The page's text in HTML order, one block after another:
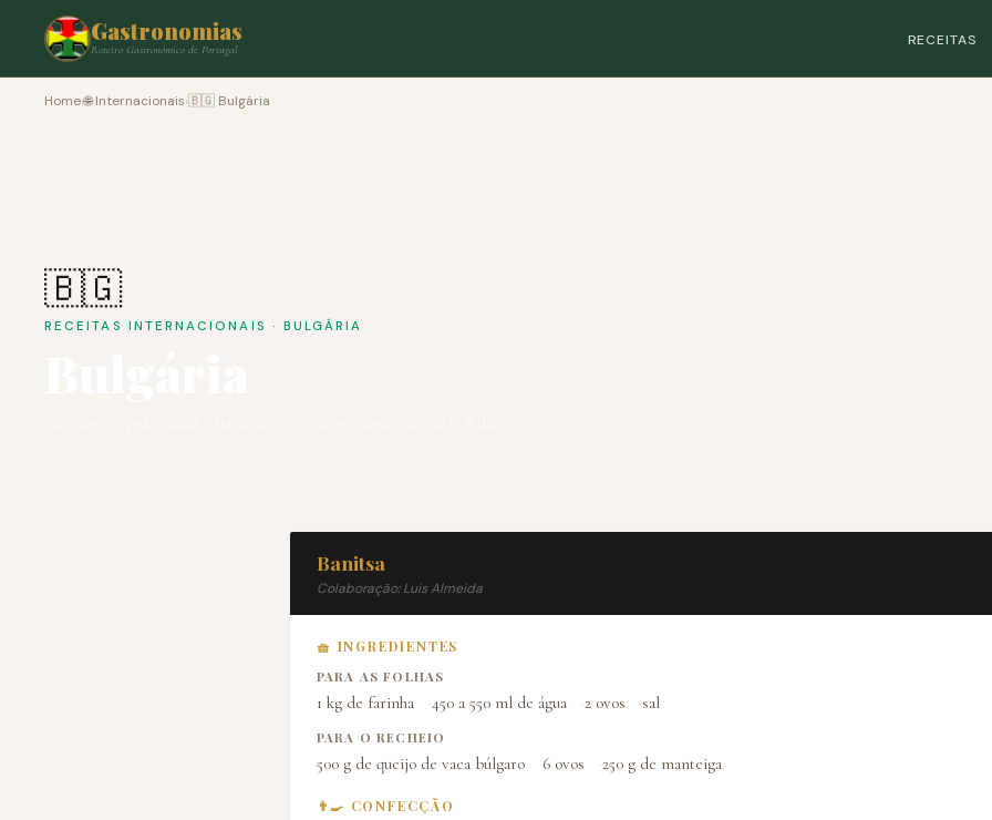
Gastronomias
Roteiro Gastronómico de Portugal
RECEITAS
Home›🌐 Internacionais›🇧🇬 Bulgária
🇧🇬
RECEITAS INTERNACIONAIS · BULGÁRIA
Banitsa
Colaboração: Luis Almeida
🧺 INGREDIENTES
PARA AS FOLHAS
1 kg de farinha 450 a 550 ml de água 2 ovos sal
PARA O RECHEIO
500 g de queijo de vaca búlgaro 6 ovos 250 g de manteiga
👨‍🍳 CONFECÇÃO